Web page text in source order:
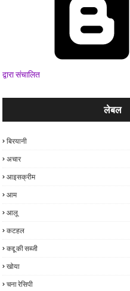
द्वारा संचालित
लेबल
बिरयानी
अचार
आइसक्रीम
आम
आलू
कटहल
कद्दू की सब्जी
खोया
चना रेसिपी